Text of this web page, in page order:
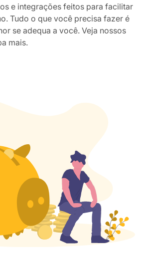
e integrações feitos para facilitar
Tudo o que você precisa fazer é
se adequa a você. Veja nossos
mais.